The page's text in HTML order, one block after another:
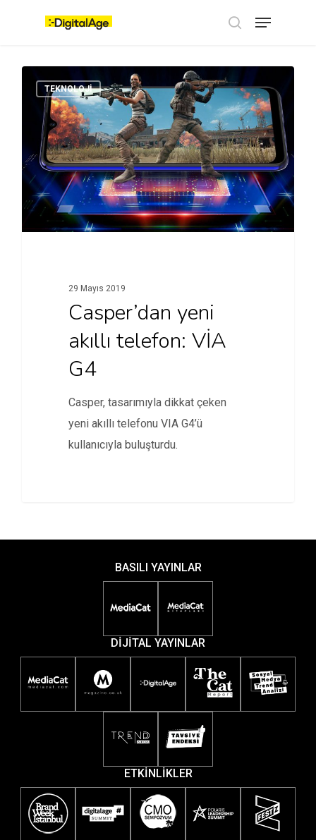
Menu
TEKNOLOJI
29 Mayıs 2019
Casper’dan yeni
akıllı telefon: VİA
G4
Casper, tasarımıyla dikkat çeken
yeni akıllı telefonu VIA G4’ü
kullanıcıyla buluşturdu.
BASILI YAYINLAR
DİJİTAL YAYINLAR
ETKİNLİKLER